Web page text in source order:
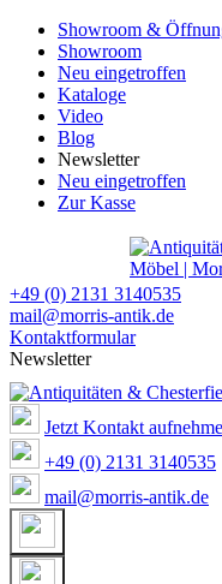
Showroom &
Showroom
Neu eingetroffen
Kataloge
Video
Blog
Newsletter
Neu eingetroffen
Zur Kasse
+49 (0) 2131 3140535
mail@morris-antik.de
Kontaktformular
Newsletter
Jetzt Kontakt
+49 (0) 2131 3140535
mail@morris-antik.de